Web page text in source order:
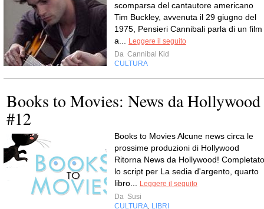
scomparsa del cantautore americano
Tim Buckley, avvenuta il 29 giugno del
1975, Pensieri Cannibali parla di un film
a... Leggere il seguito
Da Cannibal Kid
CULTURA
Books to Movies: News da Hollywood
#12
Books to Movies Alcune news circa le
prossime produzioni di Hollywood
Ritorna News da Hollywood! Completato
lo script per La sedia d'argento, quarto
libro... Leggere il seguito
Da Susi
CULTURA, LIBRI